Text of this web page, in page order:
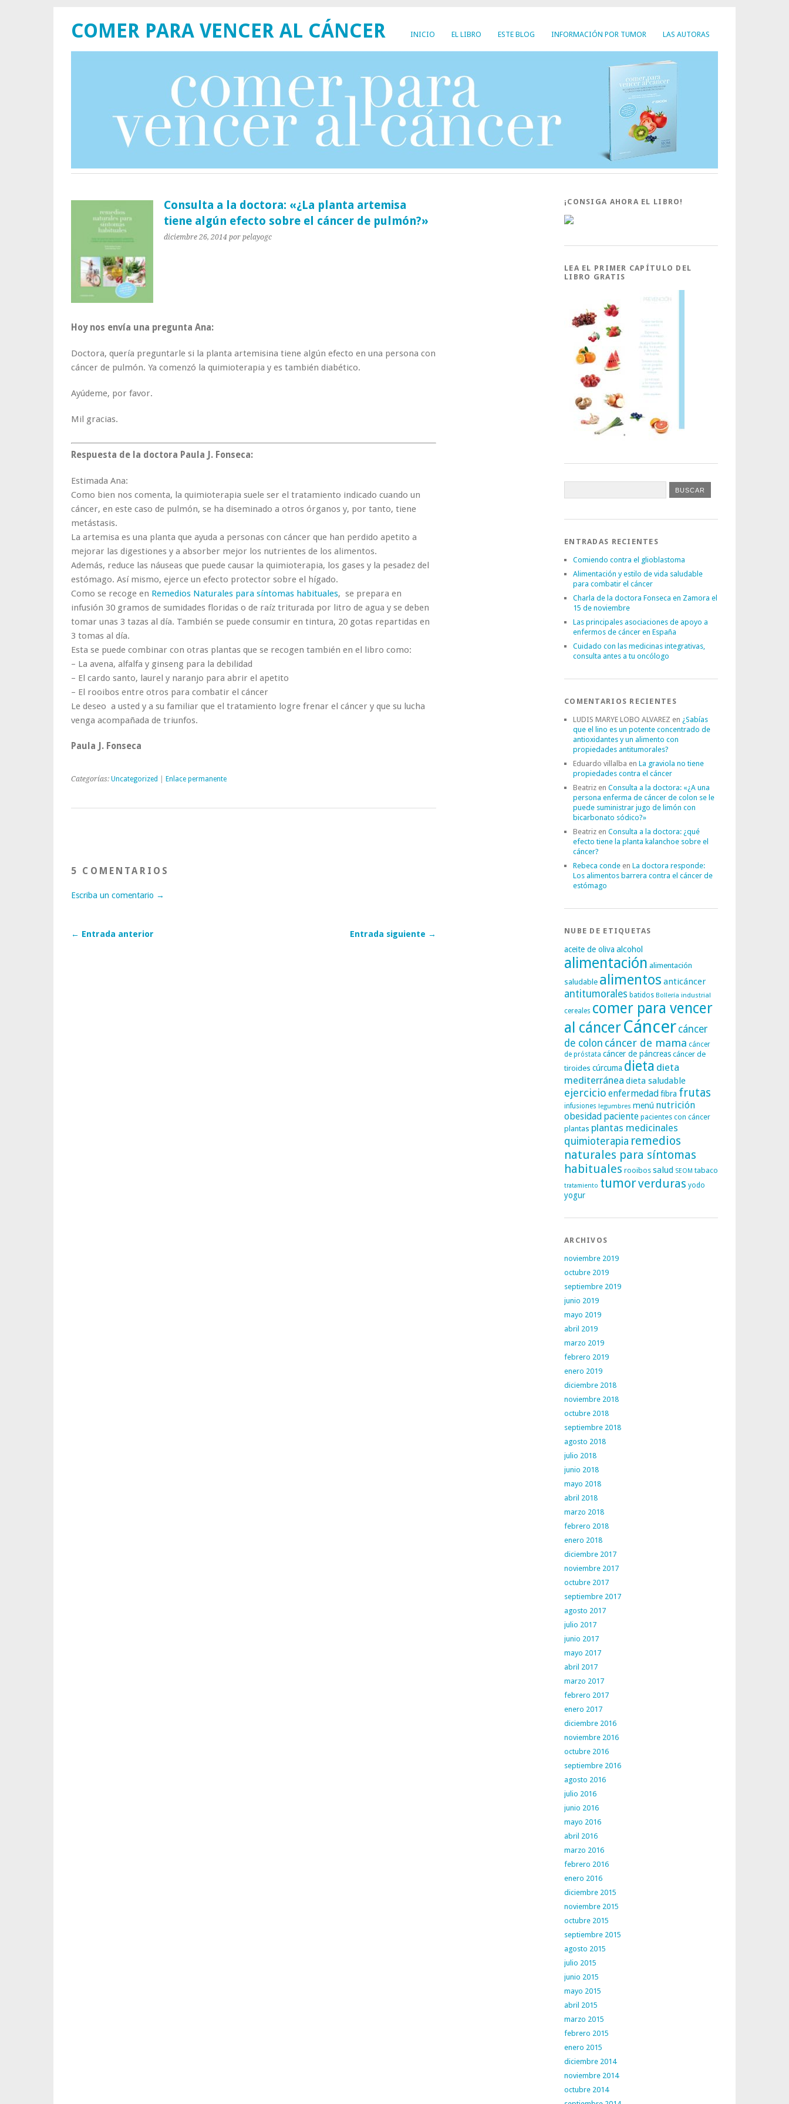
INICIO EL LIBRO ESTE BLOG INFORMACIÓN POR TUMOR LAS AUTORAS
COMER PARA VENCER AL CÁNCER
Consulta a la doctora: «¿La planta artemisa
tiene algún efecto sobre el cáncer de pulmón?»
diciembre 26, 2014 por pelayogc
Hoy nos envía una pregunta Ana:
Doctora, quería preguntarle si la planta artemisina tiene algún efecto en una persona con
cáncer de pulmón. Ya comenzó la quimioterapia y es también diabético.
Ayúdeme, por favor.
Mil gracias.
Respuesta de la doctora Paula J. Fonseca:
Estimada Ana:
Como bien nos comenta, la quimioterapia suele ser el tratamiento indicado cuando un
cáncer, en este caso de pulmón, se ha diseminado a otros órganos y, por tanto, tiene
metástasis.
La artemisa es una planta que ayuda a personas con cáncer que han perdido apetito a
mejorar las digestiones y a absorber mejor los nutrientes de los alimentos.
Además, reduce las náuseas que puede causar la quimioterapia, los gases y la pesadez del
estómago. Así mismo, ejerce un efecto protector sobre el hígado.
Como se recoge en Remedios Naturales para síntomas habituales, se prepara en
infusión 30 gramos de sumidades floridas o de raíz triturada por litro de agua y se deben
tomar unas 3 tazas al día. También se puede consumir en tintura, 20 gotas repartidas en
3 tomas al día.
Esta se puede combinar con otras plantas que se recogen también en el libro como:
– La avena, alfalfa y ginseng para la debilidad
– El cardo santo, laurel y naranjo para abrir el apetito
– El rooibos entre otros para combatir el cáncer
Le deseo a usted y a su familiar que el tratamiento logre frenar el cáncer y que su lucha
venga acompañada de triunfos.
Paula J. Fonseca
Categorías: Uncategorized Enlace permanente
5 COMENTARIOS
Escriba un comentario →
← Entrada anterior Entrada siguiente →
¡CONSIGA AHORA EL LIBRO!
LEA EL PRIMER CAPÍTULO DEL
LIBRO GRATIS
ENTRADAS RECIENTES
Comiendo contra el glioblastoma
Alimentación y estilo de vida saludable
para combatir el cáncer
Charla de la doctora Fonseca en Zamora el
15 de noviembre
Las principales asociaciones de apoyo a
enfermos de cáncer en España
Cuidado con las medicinas integrativas,
consulta antes a tu oncólogo
COMENTARIOS RECIENTES
LUDIS MARYE LOBO ALVAREZ en ¿Sabías
que el lino es un potente concentrado de
antioxidantes y un alimento con
propiedades antitumorales?
Eduardo villalba en La graviola no tiene
propiedades contra el cáncer
Beatriz en Consulta a la doctora: «¿A una
persona enferma de cáncer de colon se le
puede suministrar jugo de limón con
bicarbonato sódico?»
Beatriz en Consulta a la doctora: ¿qué
efecto tiene la planta kalanchoe sobre el
cáncer?
Rebeca conde en La doctora responde:
Los alimentos barrera contra el cáncer de
estómago
NUBE DE ETIQUETAS
aceite de oliva alcohol
alimentación alimentación
saludable alimentos anticáncer
antitumorales batidos Bollería industrial
cereales comer para vencer
al cáncerCáncer cáncer
de colon cáncer de mama cáncer
de próstata cáncer de páncreascáncer de
tiroides cúrcuma dieta dieta
mediterránea dieta saludable
ejercicio enfermedadfibra frutas
infusiones legumbres menú nutrición
obesidad paciente pacientes con cáncer
plantas plantas medicinales
quimioterapia remedios
naturales para síntomas
habituales rooibos salud SEOM tabaco
tratamiento tumorverduras yodo
yogur
ARCHIVOS
noviembre 2019
octubre 2019
septiembre 2019
junio 2019
mayo 2019
abril 2019
marzo 2019
febrero 2019
enero 2019
diciembre 2018
noviembre 2018
octubre 2018
septiembre 2018
agosto 2018
julio 2018
junio 2018
mayo 2018
abril 2018
marzo 2018
febrero 2018
enero 2018
diciembre 2017
noviembre 2017
octubre 2017
septiembre 2017
agosto 2017
julio 2017
junio 2017
mayo 2017
abril 2017
marzo 2017
febrero 2017
enero 2017
diciembre 2016
noviembre 2016
octubre 2016
septiembre 2016
agosto 2016
julio 2016
junio 2016
mayo 2016
abril 2016
marzo 2016
febrero 2016
enero 2016
diciembre 2015
noviembre 2015
octubre 2015
septiembre 2015
agosto 2015
julio 2015
junio 2015
mayo 2015
abril 2015
marzo 2015
febrero 2015
enero 2015
diciembre 2014
noviembre 2014
octubre 2014